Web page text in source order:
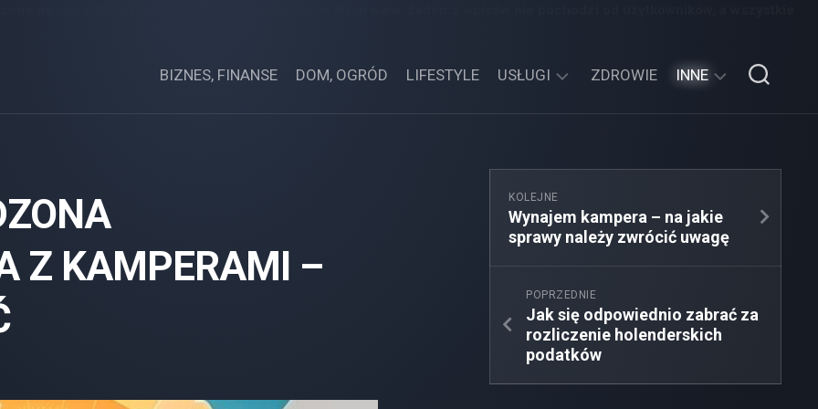
BIZNES, FINANSE DOM, OGRÓD LIFESTYLE USŁUGI ZDROWIE INNE
MOTORYZACJA,
Z KAMPERAMI –
KOLEJNE
Wynajem kampera – na jakie
sprawy należy zwrócić uwagę
POPRZEDNIE
Jak się odpowiednio zabrać za
rozliczenie holenderskich
podatków